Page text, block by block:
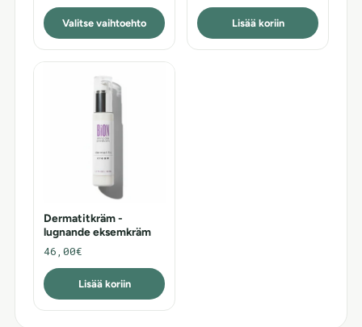
Valitse vaihtoehto Lisää koriin
Dermatitkräm -
lugnande eksemkräm
46,00€
Lisää koriin